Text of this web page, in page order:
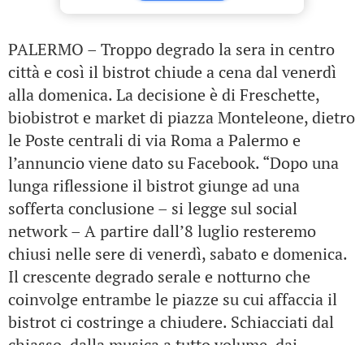
PALERMO – Troppo degrado la sera in centro
città e così il bistrot chiude a cena dal venerdì
alla domenica. La decisione è di Freschette,
biobistrot e market di piazza Monteleone, dietro
le Poste centrali di via Roma a Palermo e
l’annuncio viene dato su Facebook. “Dopo una
lunga riflessione il bistrot giunge ad una
sofferta conclusione – si legge sul social
network – A partire dall’8 luglio resteremo
chiusi nelle sere di venerdì, sabato e domenica.
Il crescente degrado serale e notturno che
coinvolge entrambe le piazze su cui affaccia il
bistrot ci costringe a chiudere. Schiacciati dal